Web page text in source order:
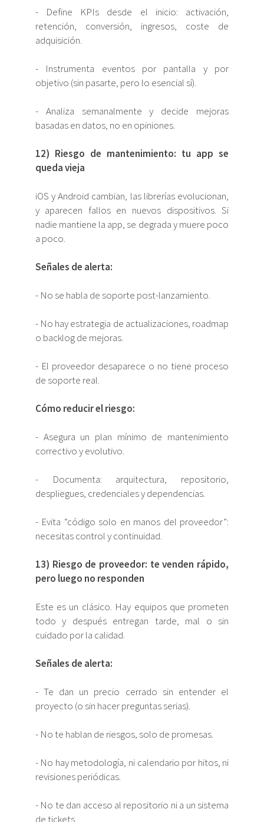
- Define KPIs desde el inicio: activación,
retención, conversión, ingresos, coste de
adquisición.
- Instrumenta eventos por pantalla y por
objetivo (sin pasarte, pero lo esencial sí).
- Analiza semanalmente y decide mejoras
basadas en datos, no en opiniones.
12) Riesgo de mantenimiento: tu app se
queda vieja
iOS y Android cambian, las librerías evolucionan,
y aparecen fallos en nuevos dispositivos. Si
nadie mantiene la app, se degrada y muere poco
a poco.
Señales de alerta:
- No se habla de soporte post-lanzamiento.
- No hay estrategia de actualizaciones, roadmap
o backlog de mejoras.
- El proveedor desaparece o no tiene proceso
de soporte real.
Cómo reducir el riesgo:
- Asegura un plan mínimo de mantenimiento
correctivo y evolutivo.
- Documenta: arquitectura, repositorio,
despliegues, credenciales y dependencias.
- Evita “código solo en manos del proveedor”:
necesitas control y continuidad.
13) Riesgo de proveedor: te venden rápido,
pero luego no responden
Este es un clásico. Hay equipos que prometen
todo y después entregan tarde, mal o sin
cuidado por la calidad.
Señales de alerta:
- Te dan un precio cerrado sin entender el
proyecto (o sin hacer preguntas serias).
- No te hablan de riesgos, solo de promesas.
- No hay metodología, ni calendario por hitos, ni
revisiones periódicas.
- No te dan acceso al repositorio ni a un sistema
de tickets.